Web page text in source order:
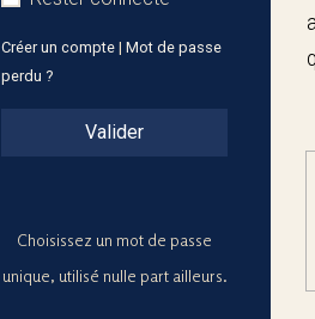
Créer un compte |Mot de passe
perdu ?
Valider
Choisissez un mot de passe
unique, utilisé nulle part ailleurs.